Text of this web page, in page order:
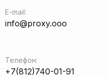
E-mail:
info@proxy.ooo
Телефон:
+7(812)740-01-91